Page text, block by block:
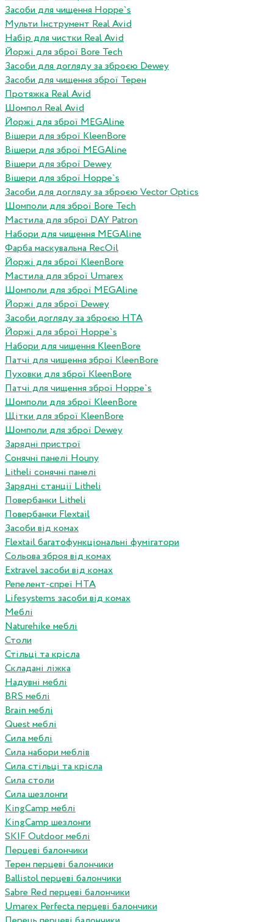
Засоби для чищення Hoppe`s
Мульти Інструмент Real Avid
Набір для чистки Real Avid
Йоржі для зброї Bore Tech
Засоби для догляду за зброєю Dewey
Засоби для чищення зброї Терен
Протяжка Real Avid
Шомпол Real Avid
Йоржі для зброї MEGAline
Вішери для зброї KleenBore
Вішери для зброї MEGAline
Вішери для зброї Dewey
Вішери для зброї Hoppe`s
Засоби для догляду за зброєю Vector Optics
Шомполи для зброї Bore Tech
Мастила для зброї DAY Patron
Набори для чищення MEGAline
Фарба маскувальна RecOil
Йоржі для зброї KleenBore
Мастила для зброї Umarex
Шомполи для зброї MEGAline
Йоржі для зброї Dewey
Засоби догляду за зброєю HTA
Йоржі для зброї Hoppe`s
Набори для чищення KleenBore
Патчі для чищення зброї KleenBore
Пуховки для зброї KleenBore
Патчі для чищення зброї Hoppe`s
Шомполи для зброї KleenBore
Щітки для зброї KleenBore
Шомполи для зброї Dewey
Зарядні пристрої
Сонячні панелі Houny
Litheli сонячні панелі
Зарядні станції Litheli
Повербанки Litheli
Повербанки Flextail
Засоби від комах
Flextail багатофункціональні фумігатори
Сольова зброя від комах
Extravel засоби від комах
Репелент-спреї HTA
Lifesystems засоби від комах
Меблі
Naturehike меблі
Столи
Стільці та крісла
Складані ліжка
Надувні меблі
BRS меблі
Brain меблі
Quest меблі
Сила меблі
Сила набори меблів
Сила стільці та крісла
Сила столи
Сила шезлонги
KingCamp меблі
KingCamp шезлонги
SKIF Outdoor меблі
Перцеві балончики
Терен перцеві балончики
Ballistol перцеві балончики
Sabre Red перцеві балончики
Umarex Perfecta перцеві балончики